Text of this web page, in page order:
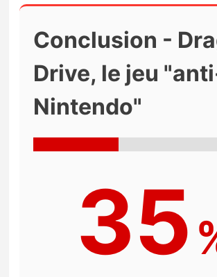
Conclusion -
Drive, le jeu
Nintendo"
35